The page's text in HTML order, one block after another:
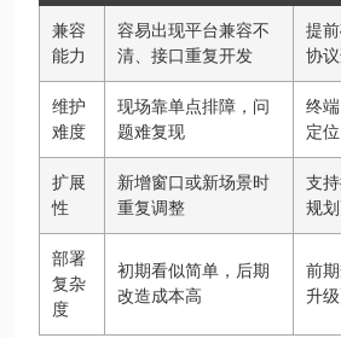
兼容
能力
容易出现平台兼容不
清、接口重复开发
提
协
维护
难度
现场靠单点排障，问
题难复现
终
定
扩展
性
新增窗口或新场景时
重复调整
支
规
部署
复杂
度
初期看似简单，后期
改造成本高
前
升